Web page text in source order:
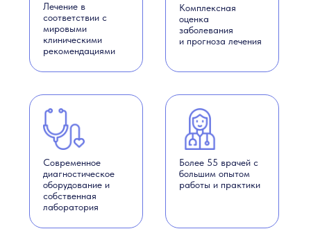
Более 55 врачей с
большим опытом
работы и практики
Современное
диагностическое
оборудование и
собственная
лаборатория
Комплексная
оценка
заболевания
и прогноза лечения
Лечение в
соответствии с
мировыми
клиническими
рекомендациями